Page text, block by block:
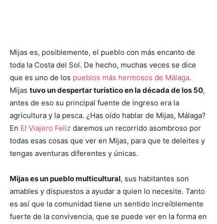
Mijas es, posiblemente, el pueblo con más encanto de
toda la Costa del Sol. De hecho, muchas veces se dice
que es uno de los pueblos más hermosos de Málaga.
Mijas tuvo un despertar turístico en la década de los 50,
antes de eso su principal fuente de ingreso era la
agricultura y la pesca. ¿Has oído hablar de Mijas, Málaga?
En El Viajero Feliz daremos un recorrido asombroso por
todas esas cosas que ver en Mijas, para que te deleites y
tengas aventuras diferentes y únicas.
Mijas es un pueblo multicultural, sus habitantes son
amables y dispuestos a ayudar a quien lo necesite. Tanto
es así que la comunidad tiene un sentido increíblemente
fuerte de la convivencia, que se puede ver en la forma en